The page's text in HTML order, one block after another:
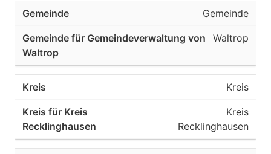
Gemeinde
Waltrop
Kreis
Kreis
Recklinghausen